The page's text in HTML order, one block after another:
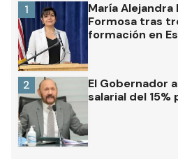
María
Formosa tras
formación en
1
El Gobernador
salarial del
2